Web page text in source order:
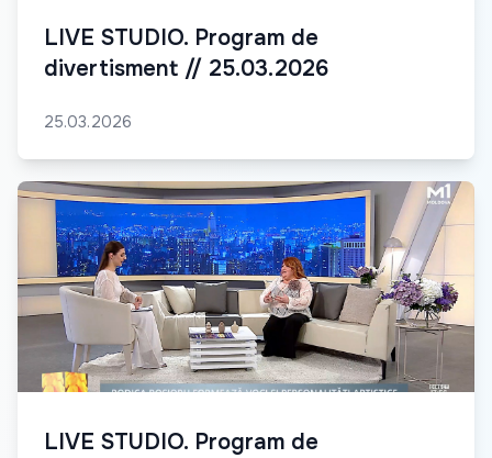
LIVE STUDIO. Program de
divertisment // 25.03.2026
25.03.2026
LIVE STUDIO. Program de